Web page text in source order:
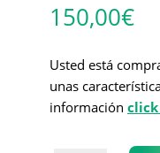
150,00€
Usted está
unas
información